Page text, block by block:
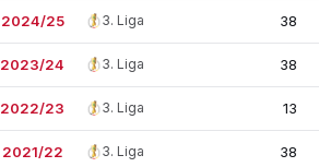
2024/25 3. Liga 38
2023/24 3. Liga 38
2022/23 3. Liga 13
2021/22 3. Liga 38